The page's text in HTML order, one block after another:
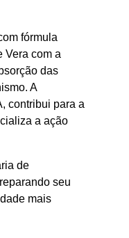
fórmula
Vera com a
das
A
contribui para a
a ação
de
seu
mais